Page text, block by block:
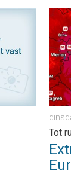
Deel wat je
Tot